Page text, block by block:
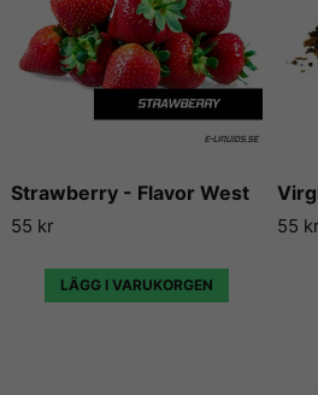
Strawberry - Flavor West
55 kr
LÄGG I VARUKORGEN
55 kr